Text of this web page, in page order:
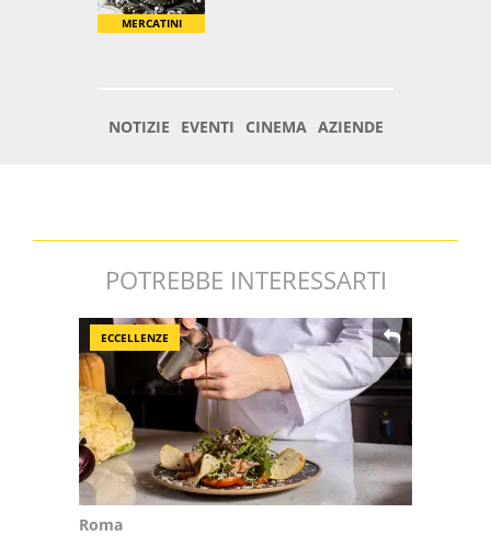
POTREBBE INTERESSARTI
ECCELLENZE
Roma